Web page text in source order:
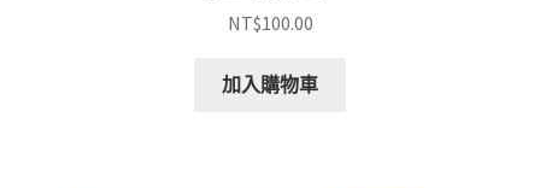
NT$100.00
加入購物車